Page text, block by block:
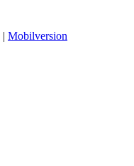
| Mobilversion